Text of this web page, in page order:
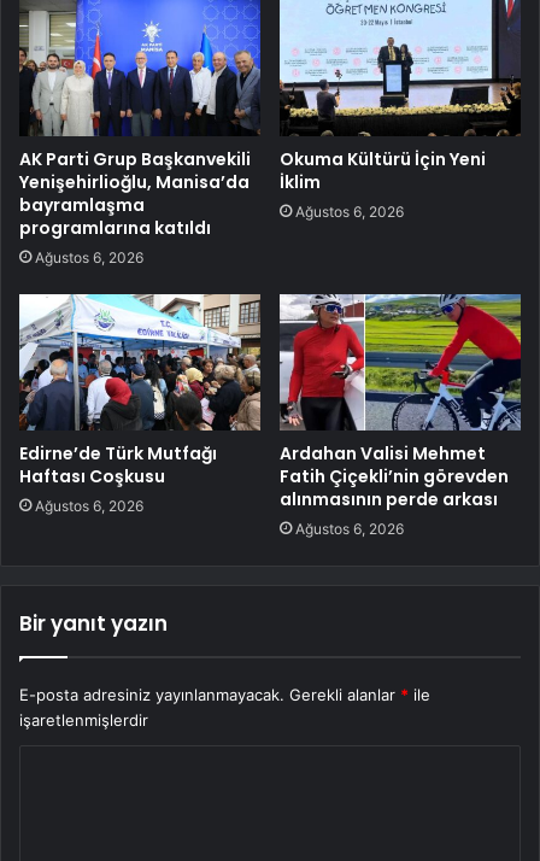
AK Parti Grup Başkanvekili
Yenişehirlioğlu, Manisa’da
bayramlaşma
programlarına katıldı
Ağustos 6, 2026
Okuma Kültürü İçin Yeni
İklim
Ağustos 6, 2026
Edirne’de Türk Mutfağı
Haftası Coşkusu
Ağustos 6, 2026
Ardahan Valisi Mehmet
Fatih Çiçekli’nin görevden
alınmasının perde arkası
Ağustos 6, 2026
Bir yanıt yazın
E-posta adresiniz yayınlanmayacak. Gerekli alanlar * ile
işaretlenmişlerdir